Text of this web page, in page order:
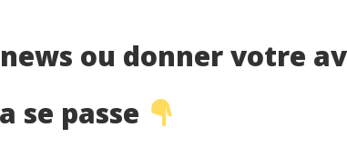
ou donner votre
se passe